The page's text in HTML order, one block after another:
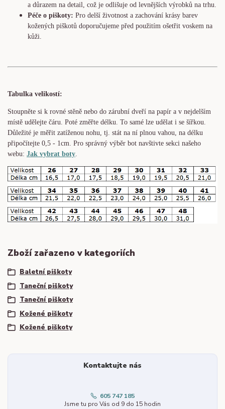
a důrazem na detail, což je odlišuje od levnějších výrobků na trhu.
Péče o piškoty: Pro delší životnost a zachování krásy barev
kožených piškotů doporučujeme před použitím ošetřit voskem na
kůži.
Tabulka velikostí:
Stoupněte si k rovné stěně nebo do zárubní dveří na papír a v nejdelším
místě udělejte čáru. Poté změřte délku. To samé lze udělat i se šířkou.
Důležité je měřit zatíženou nohu, tj. stát na ní plnou vahou, na délku
připočítejte 0,5 - 1cm. Pro správný výběr bot navštivte sekci našeho
webu: Jak vybrat boty.
Zboží zařazeno v kategoriích
Baletní piškoty
Taneční piškoty
Taneční piškoty
Kožené piškoty
Kožené piškoty
Kontaktujte nás
605 747 185
Jsme tu pro Vás od 9 do 15 hodin